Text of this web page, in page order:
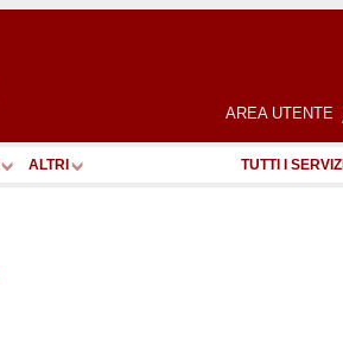
AREA UTENTE
ALTRI TUTTI I SERVIZI